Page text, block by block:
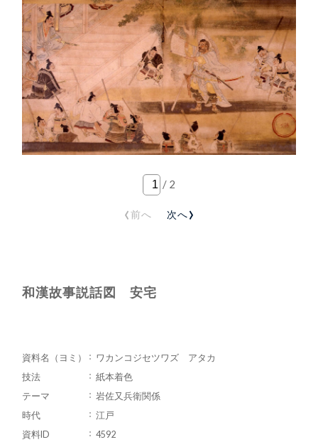
/ 2
‹前へ 次へ›
和漢故事説話図 安宅
資料名（ヨミ）
ワカンコジセツワズ アタカ
技法
紙本着色
テーマ
岩佐又兵衛関係
時代
江戸
資料ID
4592